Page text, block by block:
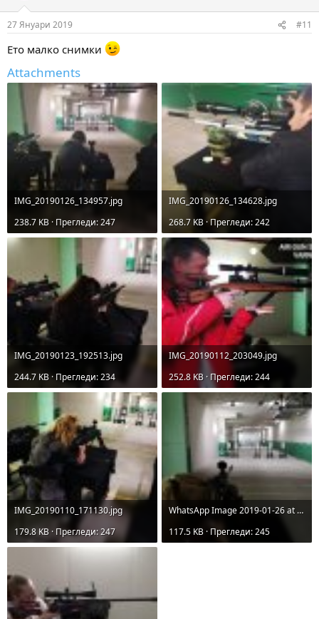
27 Януари 2019 #11
Ето малко снимки
Attachments
IMG_20190126_134957.jpg
238.7 KB · Прегледи: 247
IMG_20190126_134628.jpg
268.7 KB · Прегледи: 242
IMG_20190123_192513.jpg
244.7 KB · Прегледи: 234
IMG_20190112_203049.jpg
252.8 KB · Прегледи: 244
IMG_20190110_171130.jpg
179.8 KB · Прегледи: 247
WhatsApp Image 2019-01-26 at 12.01.08.jpeg
117.5 KB · Прегледи: 245